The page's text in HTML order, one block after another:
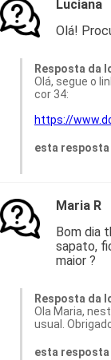
Luciana
Olá!
Resposta da
Olá, segue o
cor 34:
https://
esta
Maria R
Bom dia
sapato,
maior ?
Resposta da
Ola Maria,
usual.
esta